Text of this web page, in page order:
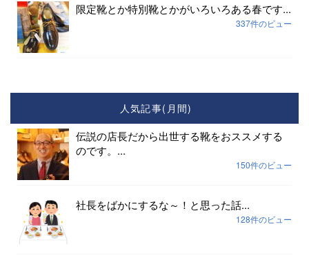
限定靴とか特別靴とかがいろいろある春です...
337件のビュー
人気記事(月間)
伝説の店長だから出世する靴をおススメする
のです。...
150件のビュー
社長をばかにするな～！と思った話...
128件のビュー